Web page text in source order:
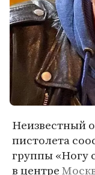
Неизвестный
пистолета
группы «Ногу
в центре